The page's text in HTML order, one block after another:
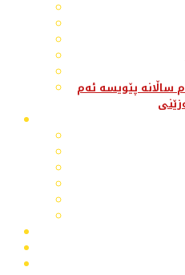
ساڵانە پێویسە ئەم